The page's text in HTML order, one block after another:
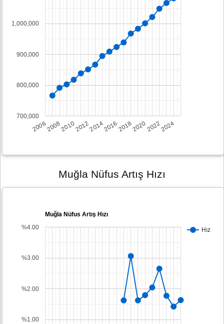
2006200820102012201420162018202020222024
700,000
800,000
900,000
1,000,000
Muğla Nüfus Artış Hızı
Muğla Nüfus Artış Hızı
Hız
%1.00
%2.00
%3.00
%4.00